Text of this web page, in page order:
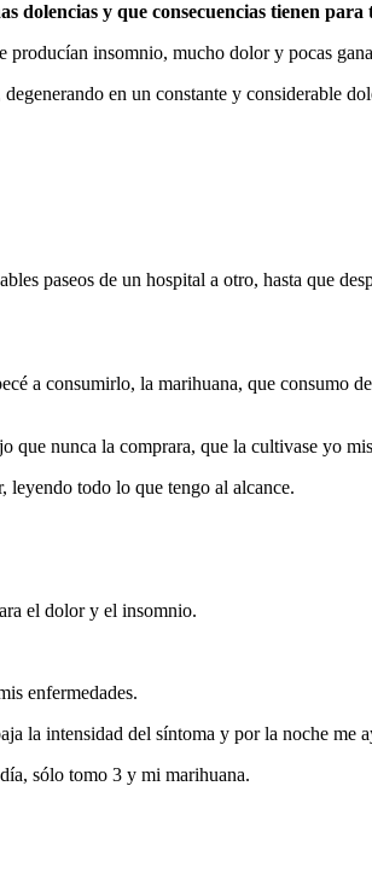
dolencias y que consecuencias tienen
insomnio, mucho dolor y pocas
en un constante y considerable
paseos de un hospital a otro, hasta que
a consumirlo, la marihuana, que consumo
nunca la comprara, que la cultivase yo
leyendo todo lo que tengo al alcance.
el dolor y el insomnio.
enfermedades.
la intensidad del síntoma y por la noche me
sólo tomo 3 y mi marihuana.